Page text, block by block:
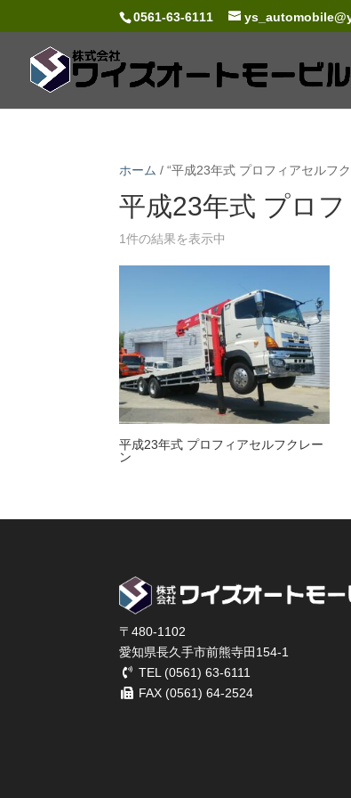
0561-63-6111
ホーム / “平成23年式 プロフィアセルフ
平成23年式 プロ
1件の結果を表示中
平成23年式 プロフィアセルフクレー
ン
〒480-1102
愛知県長久手市前熊寺田154-1
TEL (0561) 63-6111
FAX (0561) 64-2524